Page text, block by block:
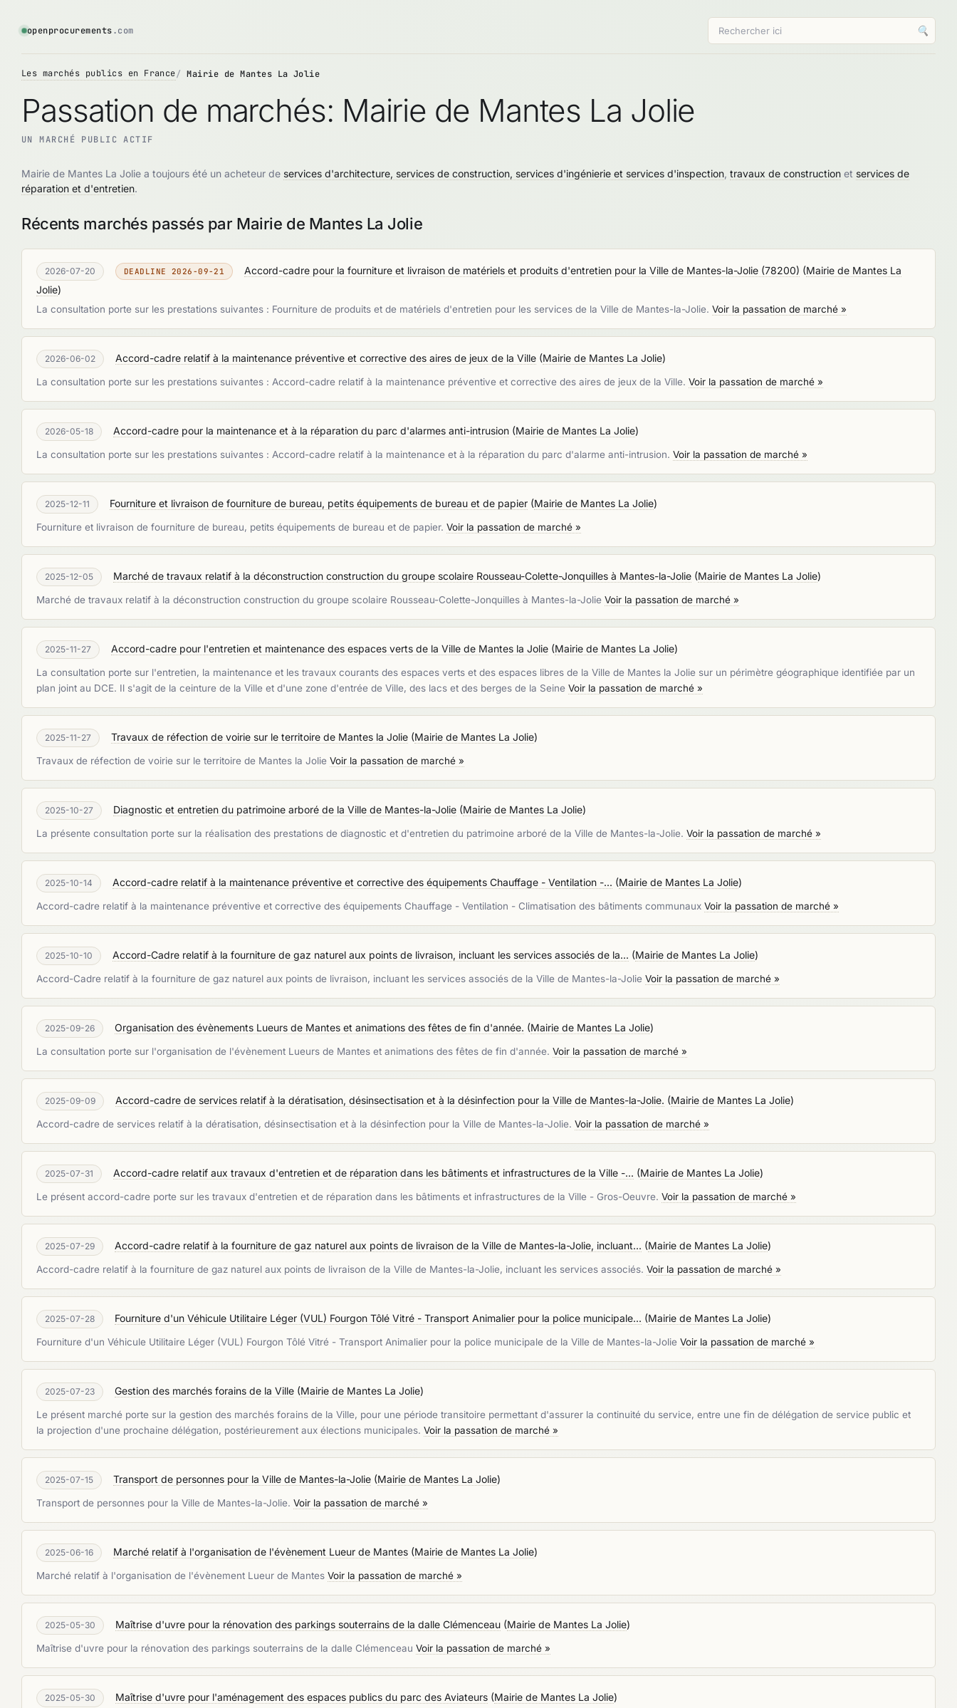
openprocurements.com 🔍
Les marchés publics en France Mairie de Mantes La Jolie
Passation de marchés: Mairie de Mantes La Jolie
UN MARCHÉ PUBLIC ACTIF
Mairie de Mantes La Jolie a toujours été un acheteur de services d'architecture, services de construction, services d'ingénierie et services d'inspection travaux de construction et services de
réparation et d'entretien.
Récents marchés passés par Mairie de Mantes La Jolie
2026-07-20 DEADLINE 2026-09-21 Accord-cadre pour la fourniture et livraison de matériels et produits d'entretien pour la Ville de Mantes-la-Jolie (78200) (Mairie de Mantes La
Jolie)
La consultation porte sur les prestations suivantes : Fourniture de produits et de matériels d'entretien pour les services de la Ville de Mantes-la-Jolie. Voir la passation de marché »
2026-06-02 Accord-cadre relatif à la maintenance préventive et corrective des aires de jeux de la Ville (Mairie de Mantes La Jolie)
La consultation porte sur les prestations suivantes : Accord-cadre relatif à la maintenance préventive et corrective des aires de jeux de la Ville. Voir la passation de marché »
2026-05-18 Accord-cadre pour la maintenance et à la réparation du parc d'alarmes anti-intrusion (Mairie de Mantes La Jolie)
La consultation porte sur les prestations suivantes : Accord-cadre relatif à la maintenance et à la réparation du parc d'alarme anti-intrusion. Voir la passation de marché »
2025-12-11 Fourniture et livraison de fourniture de bureau, petits équipements de bureau et de papier (Mairie de Mantes La Jolie)
Fourniture et livraison de fourniture de bureau, petits équipements de bureau et de papier. Voir la passation de marché »
2025-12-05 Marché de travaux relatif à la déconstruction construction du groupe scolaire Rousseau-Colette-Jonquilles à Mantes-la-Jolie (Mairie de Mantes La Jolie)
Marché de travaux relatif à la déconstruction construction du groupe scolaire Rousseau-Colette-Jonquilles à Mantes-la-Jolie Voir la passation de marché »
2025-11-27 Accord-cadre pour l'entretien et maintenance des espaces verts de la Ville de Mantes la Jolie (Mairie de Mantes La Jolie)
La consultation porte sur l'entretien, la maintenance et les travaux courants des espaces verts et des espaces libres de la Ville de Mantes la Jolie sur un périmètre géographique identifiée par un
plan joint au DCE. Il s'agit de la ceinture de la Ville et d'une zone d'entrée de Ville, des lacs et des berges de la Seine Voir la passation de marché »
2025-11-27 Travaux de réfection de voirie sur le territoire de Mantes la Jolie (Mairie de Mantes La Jolie)
Travaux de réfection de voirie sur le territoire de Mantes la Jolie Voir la passation de marché »
2025-10-27 Diagnostic et entretien du patrimoine arboré de la Ville de Mantes-la-Jolie (Mairie de Mantes La Jolie)
La présente consultation porte sur la réalisation des prestations de diagnostic et d'entretien du patrimoine arboré de la Ville de Mantes-la-Jolie. Voir la passation de marché »
2025-10-14 Accord-cadre relatif à la maintenance préventive et corrective des équipements Chauffage - Ventilation -... (Mairie de Mantes La Jolie)
Accord-cadre relatif à la maintenance préventive et corrective des équipements Chauffage - Ventilation - Climatisation des bâtiments communaux Voir la passation de marché »
2025-10-10 Accord-Cadre relatif à la fourniture de gaz naturel aux points de livraison, incluant les services associés de la... (Mairie de Mantes La Jolie)
Accord-Cadre relatif à la fourniture de gaz naturel aux points de livraison, incluant les services associés de la Ville de Mantes-la-Jolie Voir la passation de marché »
2025-09-26 Organisation des évènements Lueurs de Mantes et animations des fêtes de fin d'année. (Mairie de Mantes La Jolie)
La consultation porte sur l'organisation de l'évènement Lueurs de Mantes et animations des fêtes de fin d'année. Voir la passation de marché »
2025-09-09 Accord-cadre de services relatif à la dératisation, désinsectisation et à la désinfection pour la Ville de Mantes-la-Jolie. (Mairie de Mantes La Jolie)
Accord-cadre de services relatif à la dératisation, désinsectisation et à la désinfection pour la Ville de Mantes-la-Jolie. Voir la passation de marché »
2025-07-31 Accord-cadre relatif aux travaux d'entretien et de réparation dans les bâtiments et infrastructures de la Ville -... (Mairie de Mantes La Jolie)
Le présent accord-cadre porte sur les travaux d'entretien et de réparation dans les bâtiments et infrastructures de la Ville - Gros-Oeuvre. Voir la passation de marché »
2025-07-29 Accord-cadre relatif à la fourniture de gaz naturel aux points de livraison de la Ville de Mantes-la-Jolie, incluant... (Mairie de Mantes La Jolie)
Accord-cadre relatif à la fourniture de gaz naturel aux points de livraison de la Ville de Mantes-la-Jolie, incluant les services associés. Voir la passation de marché »
2025-07-28 Fourniture d'un Véhicule Utilitaire Léger (VUL) Fourgon Tôlé Vitré - Transport Animalier pour la police municipale... (Mairie de Mantes La Jolie)
Fourniture d'un Véhicule Utilitaire Léger (VUL) Fourgon Tôlé Vitré - Transport Animalier pour la police municipale de la Ville de Mantes-la-Jolie Voir la passation de marché »
2025-07-23 Gestion des marchés forains de la Ville (Mairie de Mantes La Jolie)
Le présent marché porte sur la gestion des marchés forains de la Ville, pour une période transitoire permettant d'assurer la continuité du service, entre une fin de délégation de service public et
la projection d'une prochaine délégation, postérieurement aux élections municipales. Voir la passation de marché »
2025-07-15 Transport de personnes pour la Ville de Mantes-la-Jolie (Mairie de Mantes La Jolie)
Transport de personnes pour la Ville de Mantes-la-Jolie. Voir la passation de marché »
2025-06-16 Marché relatif à l'organisation de l'évènement Lueur de Mantes (Mairie de Mantes La Jolie)
Marché relatif à l'organisation de l'évènement Lueur de Mantes Voir la passation de marché »
2025-05-30 Maîtrise d'uvre pour la rénovation des parkings souterrains de la dalle Clémenceau (Mairie de Mantes La Jolie)
Maîtrise d'uvre pour la rénovation des parkings souterrains de la dalle Clémenceau Voir la passation de marché »
2025-05-30 Maîtrise d'uvre pour l'aménagement des espaces publics du parc des Aviateurs (Mairie de Mantes La Jolie)